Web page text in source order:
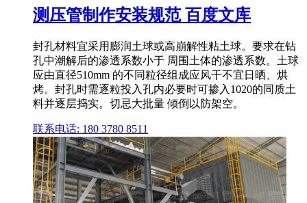
测压管制作安装规范 百度文库
封孔材料宜采用膨润土球或高崩解性粘土球。要求在钻
孔中潮解后的渗透系数小于 周围土体的渗透系数。土球
应由直径510mm 的不同粒径组成应风干不宜日晒、烘
烤。封孔时需逐粒投入孔内必要时可掺入1020的同质土
料并逐层捣实。切忌大批量 倾倒以防架空。
联系电话: 180 3780 8511